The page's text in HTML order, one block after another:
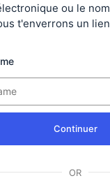
ou le
t'enverrons un
Continuer
OR